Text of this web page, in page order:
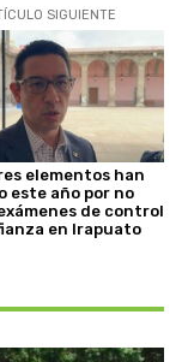
SIGUIENTE
elementos han
este año por no
de control
en Irapuato